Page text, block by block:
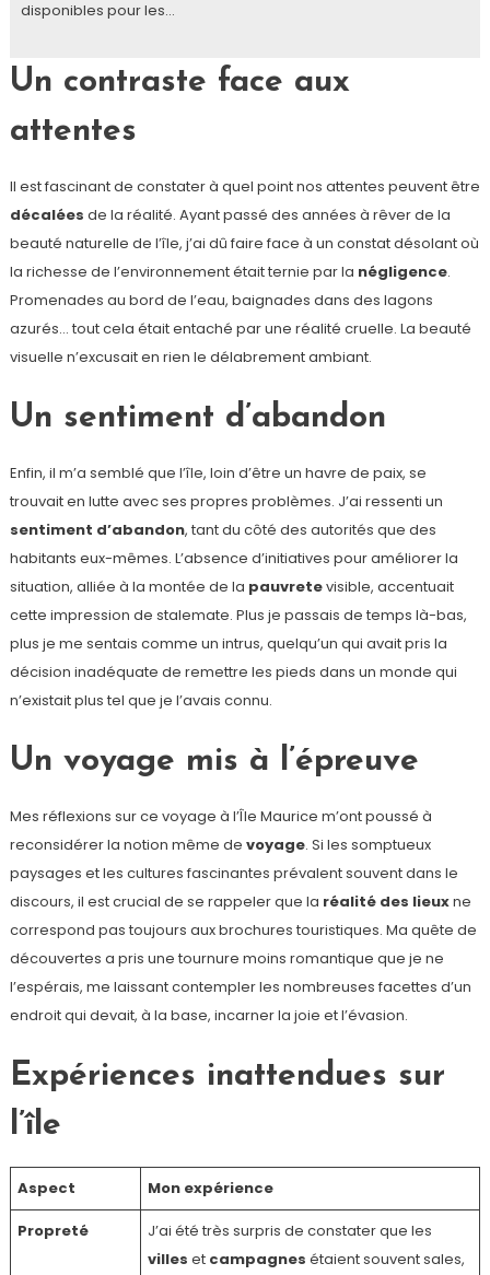
disponibles pour les…
Un contraste face aux
attentes
Il est fascinant de constater à quel point nos attentes peuvent être
décalées de la réalité. Ayant passé des années à rêver de la
beauté naturelle de l’île, j’ai dû faire face à un constat désolant où
la richesse de l’environnement était ternie par la négligence.
Promenades au bord de l’eau, baignades dans des lagons
azurés… tout cela était entaché par une réalité cruelle. La beauté
visuelle n’excusait en rien le délabrement ambiant.
Un sentiment d’abandon
Enfin, il m’a semblé que l’île, loin d’être un havre de paix, se
trouvait en lutte avec ses propres problèmes. J’ai ressenti un
sentiment d’abandon, tant du côté des autorités que des
habitants eux-mêmes. L’absence d’initiatives pour améliorer la
situation, alliée à la montée de la pauvretevisible, accentuait
cette impression de stalemate. Plus je passais de temps là-bas,
plus je me sentais comme un intrus, quelqu’un qui avait pris la
décision inadéquate de remettre les pieds dans un monde qui
n’existait plus tel que je l’avais connu.
Un voyage mis à l’épreuve
Mes réflexions sur ce voyage à l’Île Maurice m’ont poussé à
reconsidérer la notion même de voyage. Si les somptueux
paysages et les cultures fascinantes prévalent souvent dans le
discours, il est crucial de se rappeler que la réalité des lieuxne
correspond pas toujours aux brochures touristiques. Ma quête de
découvertes a pris une tournure moins romantique que je ne
l’espérais, me laissant contempler les nombreuses facettes d’un
endroit qui devait, à la base, incarner la joie et l’évasion.
Expériences inattendues sur
l’île
Aspect Mon expérience
Propreté
J’ai été très surpris de constater que les
villes et campagnes étaient souvent sales,